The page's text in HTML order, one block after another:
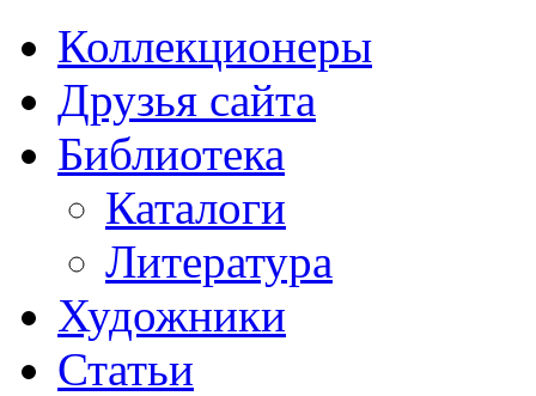
Коллекционеры
Друзья сайта
Библиотека
Каталоги
Литература
Художники
Статьи